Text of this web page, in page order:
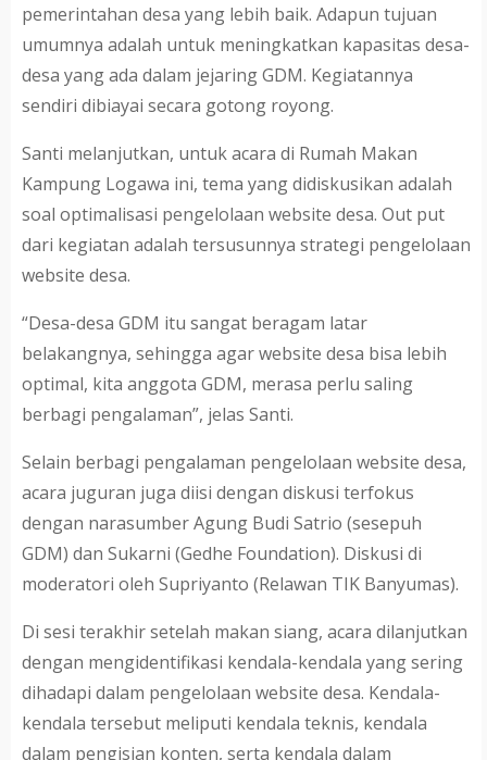
pemerintahan desa yang lebih baik. Adapun tujuan
umumnya adalah untuk meningkatkan kapasitas desa-
desa yang ada dalam jejaring GDM. Kegiatannya
sendiri dibiayai secara gotong royong.
Santi melanjutkan, untuk acara di Rumah Makan
Kampung Logawa ini, tema yang didiskusikan adalah
soal optimalisasi pengelolaan website desa. Out put
dari kegiatan adalah tersusunnya strategi pengelolaan
website desa.
“Desa-desa GDM itu sangat beragam latar
belakangnya, sehingga agar website desa bisa lebih
optimal, kita anggota GDM, merasa perlu saling
berbagi pengalaman”, jelas Santi.
Selain berbagi pengalaman pengelolaan website desa,
acara juguran juga diisi dengan diskusi terfokus
dengan narasumber Agung Budi Satrio (sesepuh
GDM) dan Sukarni (Gedhe Foundation). Diskusi di
moderatori oleh Supriyanto (Relawan TIK Banyumas).
Di sesi terakhir setelah makan siang, acara dilanjutkan
dengan mengidentifikasi kendala-kendala yang sering
dihadapi dalam pengelolaan website desa. Kendala-
kendala tersebut meliputi kendala teknis, kendala
dalam pengisian konten, serta kendala dalam